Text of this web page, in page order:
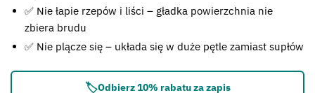
✅ Nie łapie rzepów i liści – gładka powierzchnia nie
zbiera brudu
✅ Nie plącze się – układa się w duże pętle zamiast supłów
🏷️Odbierz 10% rabatu za zapis